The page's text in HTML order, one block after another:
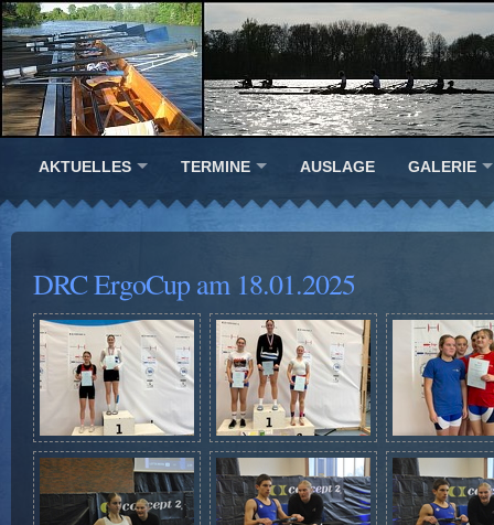
AKTUELLES TERMINE AUSLAGE GALERIE
DRC ErgoCup am 18.01.2025